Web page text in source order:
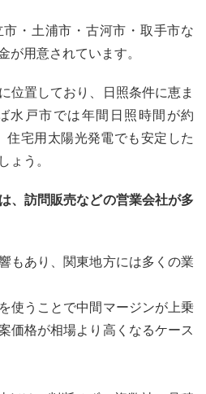
・土浦市・古河市・取手市な
が用意されています。
位置しており、日照条件に恵ま
水戸市では年間日照時間が約
住宅用太陽光発電でも安定した
ょう。
、訪問販売などの営業会社が多
もあり、関東地方には多くの業
使うことで中間マージンが上乗
価格が相場より高くなるケース